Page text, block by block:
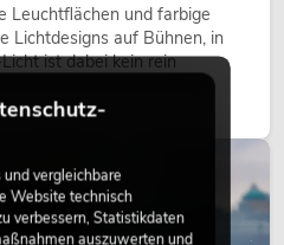
Leuchtflächen und farbige
Lichtdesigns auf Bühnen, in
ist dabei kein rein
bewusst eingesetztes
gibt Szenen
LED-Setups emotionaler
vergleichbare
Website technisch
verbessern, Statistikdaten
auszuwerten und